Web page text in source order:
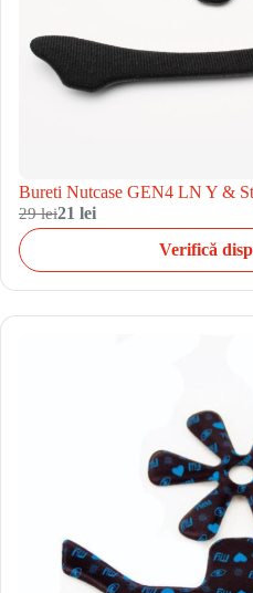
Bureti Nutcase GEN4 LN Y &
29 lei21 lei
Verifică